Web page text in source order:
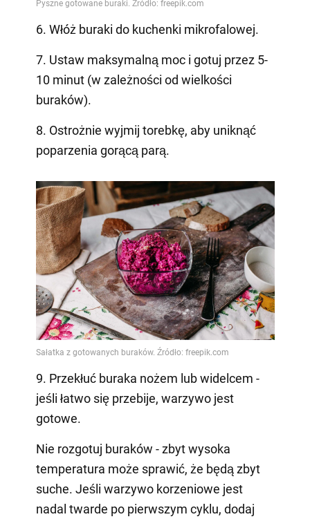
6. Włóż buraki do kuchenki mikrofalowej.
7. Ustaw maksymalną moc i gotuj przez 5-
10 minut (w zależności od wielkości
buraków).
8. Ostrożnie wyjmij torebkę, aby uniknąć
poparzenia gorącą parą.
9. Przekłuć buraka nożem lub widelcem -
jeśli łatwo się przebije, warzywo jest
gotowe.
Nie rozgotuj buraków - zbyt wysoka
temperatura może sprawić, że będą zbyt
suche. Jeśli warzywo korzeniowe jest
nadal twarde po pierwszym cyklu, dodaj